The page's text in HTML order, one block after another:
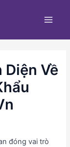
Diện Về
đóng vai trò